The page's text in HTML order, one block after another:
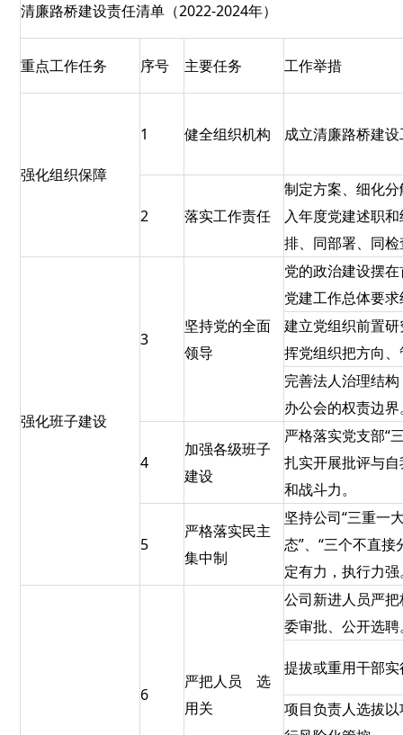
清廉路桥建设责任清单（2022-2024年）
重点工作任务 序号 主要任务 工作举措
强化组织保障
1 健全组织机构 成立清廉路桥建
2 落实工作责任
制定方案、细化
入年度党建述职
排、同部署、同
强化班子建设
3
坚持党的全面
领导
党的政治建设摆
党建工作总体要
建立党组织前置
挥党组织把方向
完善法人治理结
办公会的权责边
4
加强各级班子
建设
严格落实党支部“
扎实开展批评与
和战斗力。
5
严格落实民主
集中制
坚持公司“三重一
态”、“三个不直
定有力，执行力
6
严把人员 选
用关
公司新进人员严
委审批、公开选
提拔或重用干部
项目负责人选拔